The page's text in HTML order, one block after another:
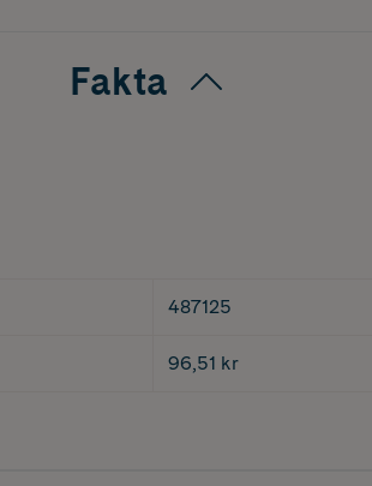
Fakta
487125
96,51 kr